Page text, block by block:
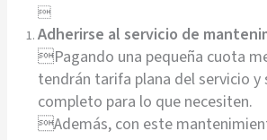

Adherirse al servicio de
Pagando una pequeña cuota
tendrán tarifa plana del servicio
completo para lo que necesiten.
Además, con este